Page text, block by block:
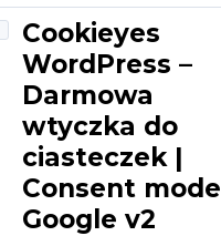
Cookieyes
WordPress –
Darmowa
wtyczka do
ciasteczek |
Consent mode
Google v2